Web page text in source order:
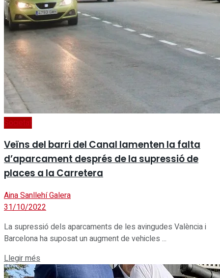
Societat
Veïns del barri del Canal lamenten la falta
d’aparcament després de la supressió de
places a la Carretera
Aina Sanllehí Galera
31/10/2022
La supressió dels aparcaments de les avingudes València i
Barcelona ha suposat un augment de vehicles ...
Llegir més